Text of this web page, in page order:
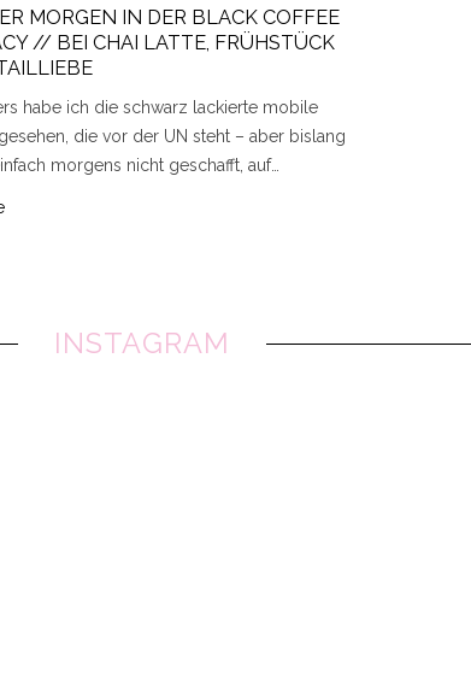
MORGEN IN DER BLACK COFFEE
// BEI CHAI LATTE, FRÜHSTÜCK
habe ich die schwarz lackierte mobile
die vor der UN steht – aber bislang
morgens nicht geschafft, auf…
INSTAGRAM